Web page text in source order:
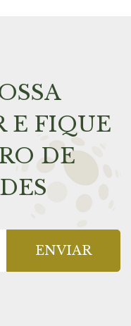
E FIQUE
DE
ENVIAR